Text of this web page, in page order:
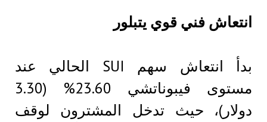
انتعاش فني قوي يتبلور
بدأ انتعاش سهم SUI الحالي عند
مستوى فيبوناتشي 23.60% (3.30
دولار)، حيث تدخل المشترون لوقف